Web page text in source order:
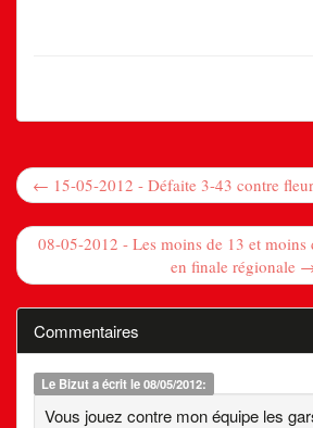
← 15-05-2012 - Défaite 3-43 contre
08-05-2012 - Les moins de 13 et moins
en finale régionale
Commentaires
Le Bizuta écrit le 08/05/2012:
Vous jouez contre mon équipe les